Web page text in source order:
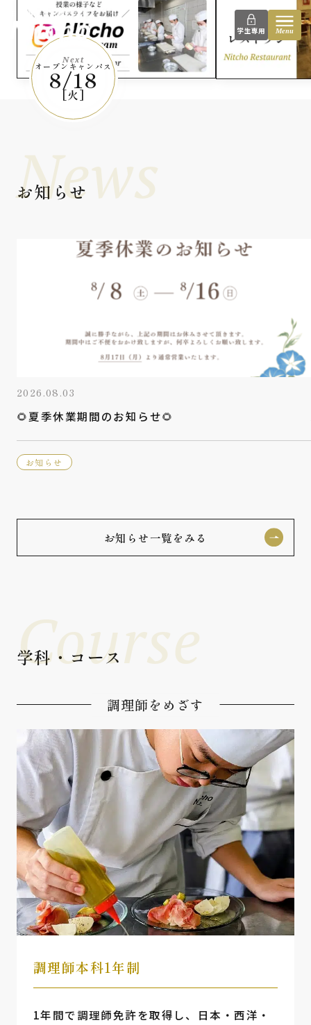
日本調理技術専門学校
学生専用
Menu
instagram
Next
オープンキャンパス
8/18
[火]
News
お知らせ
2026.08.03
🌻夏季休業期間のお知らせ🌻
お知らせ
お知らせ一覧をみる
Course
学科・コース
調理師をめざす
調理師本科1年制
1年間で調理師免許を取得し、日本・西洋・